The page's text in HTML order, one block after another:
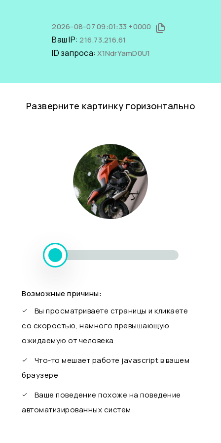
2026-08-07 09:01:33 +0000
Ваш IP:216.73.216.61
ID запроса:X1NdrYamD0U1
Разверните картинку горизонтально
Возможные причины:
Вы просматриваете страницы и кликаете
со скоростью, намного превышающую
ожидаемую от человека
Что-то мешает работе javascript в вашем
браузере
Ваше поведение похоже на поведение
автоматизированных систем